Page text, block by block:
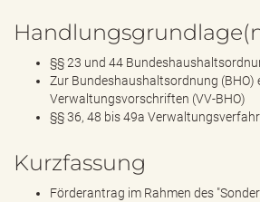
§§ 23 und 44
Zur Bundeshaushaltsordnung (BHO)
Verwaltungsvorschriften (VV-BHO)
§§ 36, 48 bis 49a
Kurzfassung
Förderantrag im Rahmen des